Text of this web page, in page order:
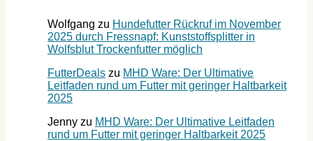
Wolfgang zu Hundefutter Rückruf im November
2025 durch Fressnapf: Kunststoffsplitter in
Wolfsblut Trockenfutter möglich
FutterDeals zu MHD Ware: Der Ultimative
Leitfaden rund um Futter mit geringer Haltbarkeit
2025
Jenny zu MHD Ware: Der Ultimative Leitfaden
rund um Futter mit geringer Haltbarkeit 2025